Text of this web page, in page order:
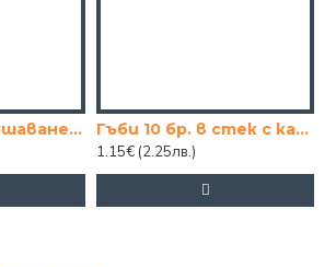
Кърпи за подсушаване 3бр.
Гъби 10 бр. в стек с канал, малки
1.15€ (2.25лв.)